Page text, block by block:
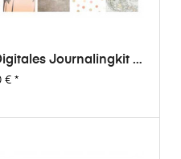
Journalingkit -
€*